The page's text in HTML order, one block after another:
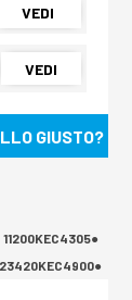
VEDI
VEDI
GIUSTO?
11200KEC4305●
23420KEC4900●